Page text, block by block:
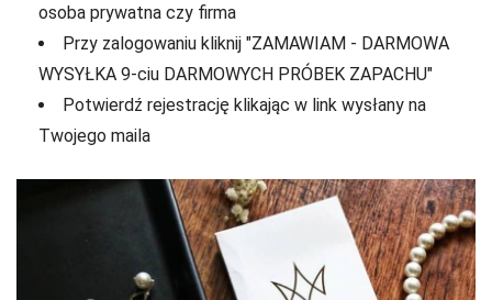
osoba prywatna czy firma
Przy zalogowaniu kliknij "ZAMAWIAM - DARMOWA
WYSYŁKA 9-ciu DARMOWYCH PRÓBEK ZAPACHU"
Potwierdź rejestrację klikając w link wysłany na
Twojego maila